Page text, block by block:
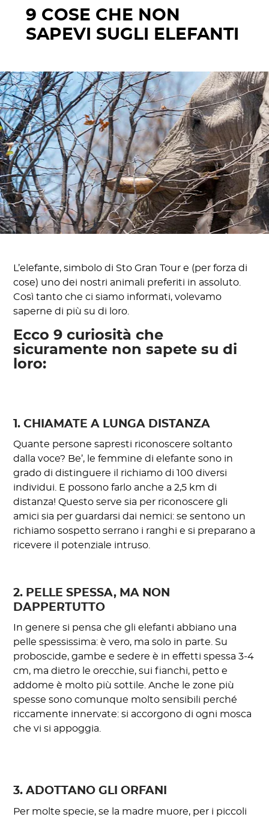
9 COSE CHE NON
SAPEVI SUGLI ELEFANTI
L’elefante, simbolo di Sto Gran Tour e (per forza di
cose) uno dei nostri animali preferiti in assoluto.
Così tanto che ci siamo informati, volevamo
saperne di più su di loro.
Ecco 9 curiosità che
sicuramente non sapete su di
loro:
1. CHIAMATE A LUNGA DISTANZA
Quante persone sapresti riconoscere soltanto
dalla voce? Be’, le femmine di elefante sono in
grado di distinguere il richiamo di 100 diversi
individui. E possono farlo anche a 2,5 km di
distanza! Questo serve sia per riconoscere gli
amici sia per guardarsi dai nemici: se sentono un
richiamo sospetto serrano i ranghi e si preparano a
ricevere il potenziale intruso.
2. PELLE SPESSA, MA NON
DAPPERTUTTO
In genere si pensa che gli elefanti abbiano una
pelle spessissima: è vero, ma solo in parte. Su
proboscide, gambe e sedere è in effetti spessa 3-4
cm, ma dietro le orecchie, sui fianchi, petto e
addome è molto più sottile. Anche le zone più
spesse sono comunque molto sensibili perché
riccamente innervate: si accorgono di ogni mosca
che vi si appoggia.
3. ADOTTANO GLI ORFANI
Per molte specie, se la madre muore, per i piccoli